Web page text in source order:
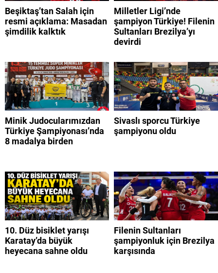
Beşiktaş’tan Salah için
resmi açıklama: Masadan
şimdilik kalktık
Milletler Ligi’nde
şampiyon Türkiye! Filenin
Sultanları Brezilya’yı
devirdi
Minik Judocularımızdan
Türkiye Şampiyonası’nda
8 madalya birden
Sivaslı sporcu Türkiye
şampiyonu oldu
10. Düz bisiklet yarışı
Karatay’da büyük
heyecana sahne oldu
Filenin Sultanları
şampiyonluk için Brezilya
karşısında